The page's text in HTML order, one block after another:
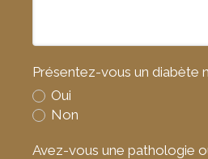
Présentez-vous un diabète
Oui
Non
Avez-vous une pathologie